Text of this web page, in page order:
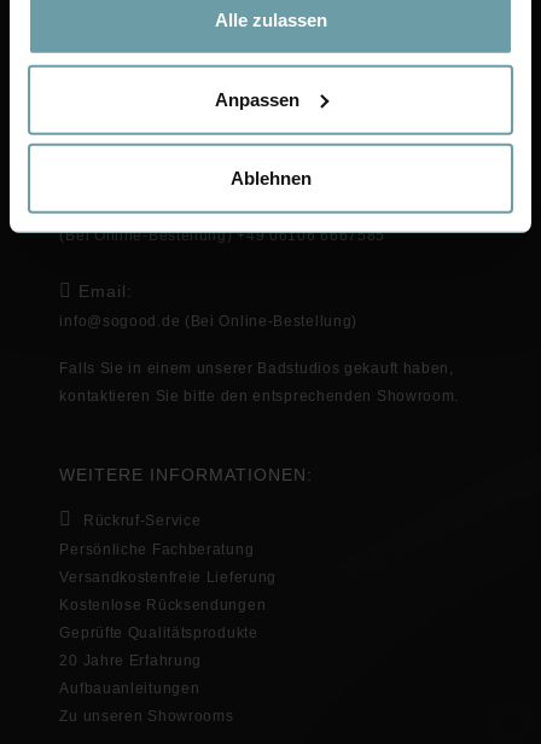
Alle zulassen
Anpassen
Ablehnen
Gutenbergring 1, 63110 Rodgau
(Bei Online-Bestellung) +49 06106 6667585
Email:
info@sogood.de (Bei Online-Bestellung)
Falls Sie in einem unserer Badstudios gekauft haben,
kontaktieren Sie bitte den entsprechenden Showroom.
WEITERE INFORMATIONEN:
Rückruf-Service
Persönliche Fachberatung
Versandkostenfreie Lieferung
Kostenlose Rücksendungen
Geprüfte Qualitätsprodukte
20 Jahre Erfahrung
Aufbauanleitungen
Zu unseren Showrooms